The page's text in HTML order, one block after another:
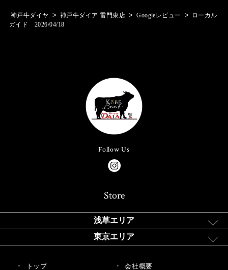
神戸牛ダイヤ > 神戸牛ダイア 雷門東店 > Googleレビュー >
ローカル
ガイド 2026/04/18
Follow Us
Store
浅草エリア
東京エリア
トップ 会社概要